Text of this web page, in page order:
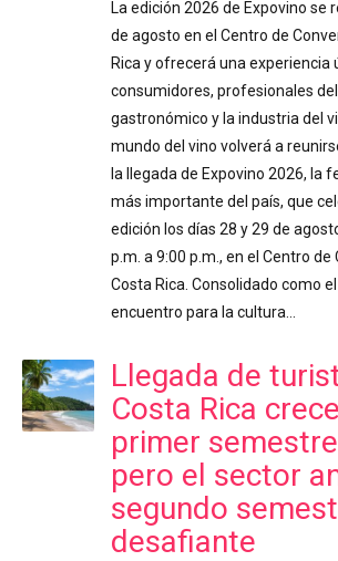
La edición 2026 de Expovino se
de agosto en el Centro de
Rica y ofrecerá una experiencia
consumidores, profesionales
gastronómico y la industria del
mundo del vino volverá a
la llegada de Expovino 2026, la
más importante del país, que
edición los días 28 y 29 de
p.m. a 9:00 p.m., en el Centro de
Costa Rica. Consolidado como
encuentro para la cultura…
Llegada de
Costa Rica
primer
pero el sector
segundo
desafiante